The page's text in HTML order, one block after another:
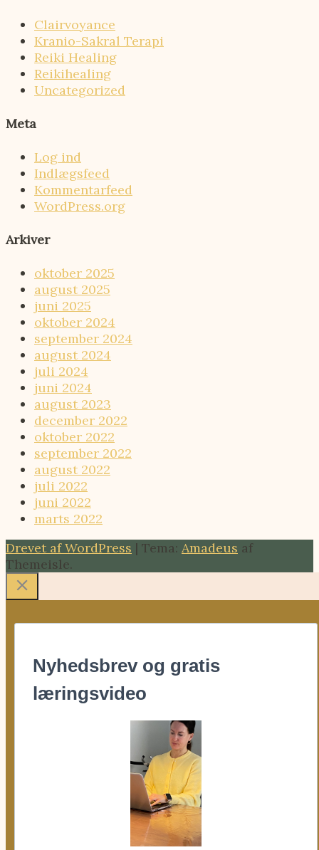
Clairvoyance
Kranio-Sakral Terapi
Reiki Healing
Reikihealing
Uncategorized
Meta
Log ind
Indlægsfeed
Kommentarfeed
WordPress.org
Arkiver
oktober 2025
august 2025
juni 2025
oktober 2024
september 2024
august 2024
juli 2024
juni 2024
august 2023
december 2022
oktober 2022
september 2022
august 2022
juli 2022
juni 2022
marts 2022
Drevet af WordPress | Tema: Amadeus af
Themeisle.
Nyhedsbrev og gratis
læringsvideo